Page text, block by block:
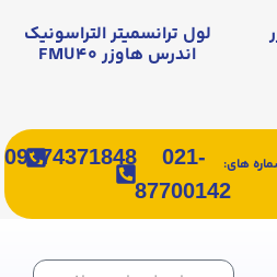
لول ترانسمیتر التراسونیک
اندرس هاوزر FMU۴۰
های:
021-
87700142
09374371848